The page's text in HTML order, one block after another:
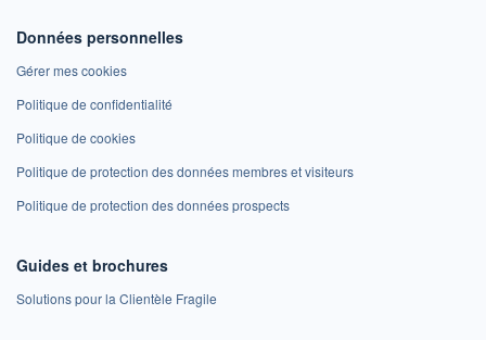
Données personnelles
Gérer mes cookies
Politique de confidentialité
Politique de cookies
Politique de protection des données membres et visiteurs
Politique de protection des données prospects
Guides et brochures
Solutions pour la Clientèle Fragile